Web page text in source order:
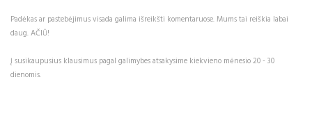
Padėkas ar pastebėjimus visada galima išreikšti komentaruose. Mums tai reiškia labai
daug. AČIŪ!
Į susikaupusius klausimus pagal galimybes atsakysime kiekvieno mėnesio 20 - 30
dienomis.